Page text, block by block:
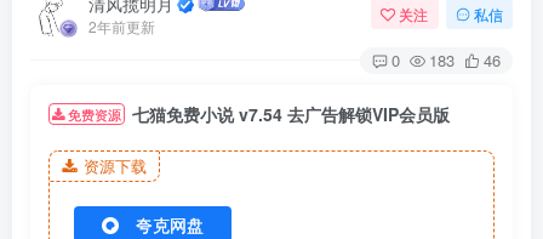
2年前更新
关注 私信
0 183 46
免费资源 七猫免费小说 v7.54 去广告解锁VIP会员版
资源下载
夸克网盘